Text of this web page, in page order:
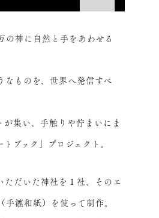
の神に自然と手をあわせる
なものを、世界へ発信すべ
が集い、手触りや佇まいにま
ブック」プロジェクト。
ただいた神社を１社、そのエ
手漉和紙）を使って制作。